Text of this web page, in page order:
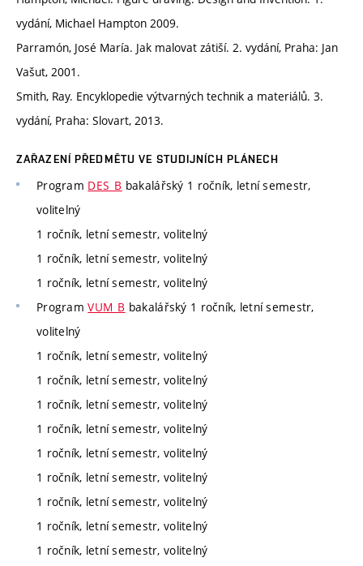
vydání, Michael Hampton 2009.
Parramón, José María. Jak malovat zátiší. 2. vydání, Praha: Jan
Vašut, 2001.
Smith, Ray. Encyklopedie výtvarných technik a materiálů. 3.
vydání, Praha: Slovart, 2013.
ZAŘAZENÍ PŘEDMĚTU VE STUDIJNÍCH PLÁNECH
Program DES_B bakalářský 1 ročník, letní semestr,
volitelný
1 ročník, letní semestr, volitelný
1 ročník, letní semestr, volitelný
1 ročník, letní semestr, volitelný
ProgramVUM_B bakalářský 1 ročník, letní semestr,
volitelný
1 ročník, letní semestr, volitelný
1 ročník, letní semestr, volitelný
1 ročník, letní semestr, volitelný
1 ročník, letní semestr, volitelný
1 ročník, letní semestr, volitelný
1 ročník, letní semestr, volitelný
1 ročník, letní semestr, volitelný
1 ročník, letní semestr, volitelný
1 ročník, letní semestr, volitelný